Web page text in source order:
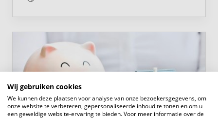
Wij gebruiken cookies
We kunnen deze plaatsen voor analyse van onze bezoekersgegevens, om
onze website te verbeteren, gepersonaliseerde inhoud te tonen en om u
een geweldige website-ervaring te bieden. Voor meer informatie over de